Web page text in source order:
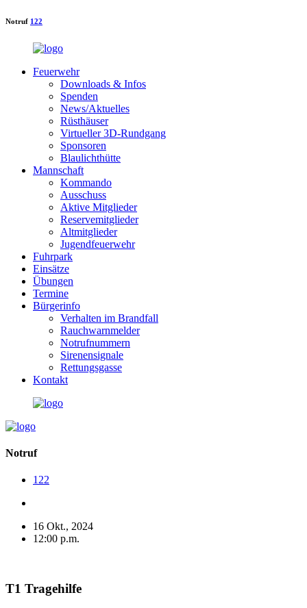
Notruf 122
Feuerwehr
Downloads & Infos
Spenden
News/Aktuelles
Rüsthäuser
Virtueller 3D-Rundgang
Sponsoren
Blaulichthütte
Mannschaft
Kommando
Ausschuss
Aktive Mitglieder
Reservemitglieder
Altmitglieder
Jugendfeuerwehr
Fuhrpark
Einsätze
Übungen
Termine
Bürgerinfo
Verhalten im Brandfall
Rauchwarnmelder
Notrufnummern
Sirenensignale
Rettungsgasse
Kontakt
Notruf
122
16 Okt., 2024
12:00 p.m.
T1 Tragehilfe